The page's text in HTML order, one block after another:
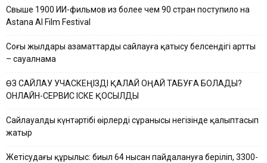
Свыше 1900 ИИ-фильмов из более чем 90 стран поступило на
Astana AI Film Festival
Соңғы жылдары азаматтардың сайлауға қатысу белсендігі артты
– сауалнама
ӨЗ САЙЛАУ УЧАСКЕҢІЗДІ ҚАЛАЙ ОҢАЙ ТАБУҒА БОЛАДЫ?
ОНЛАЙН-СЕРВИС ІСКЕ ҚОСЫЛДЫ
Сайлауалды күнтәртібі өңірлердің сұранысы негізінде қалыптасып
жатыр
Жетісудағы құрылыс: биыл 64 нысан пайдалануға беріліп, 3300-